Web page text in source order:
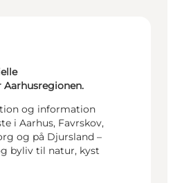
og information
i Aarhus, Favrskov,
og på Djursland –
byliv til natur, kyst